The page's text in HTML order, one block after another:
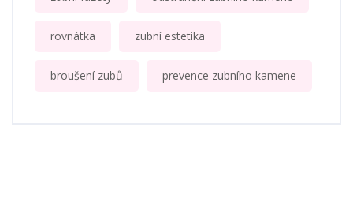
rovnátka zubní estetika
broušení zubů prevence zubního kamene